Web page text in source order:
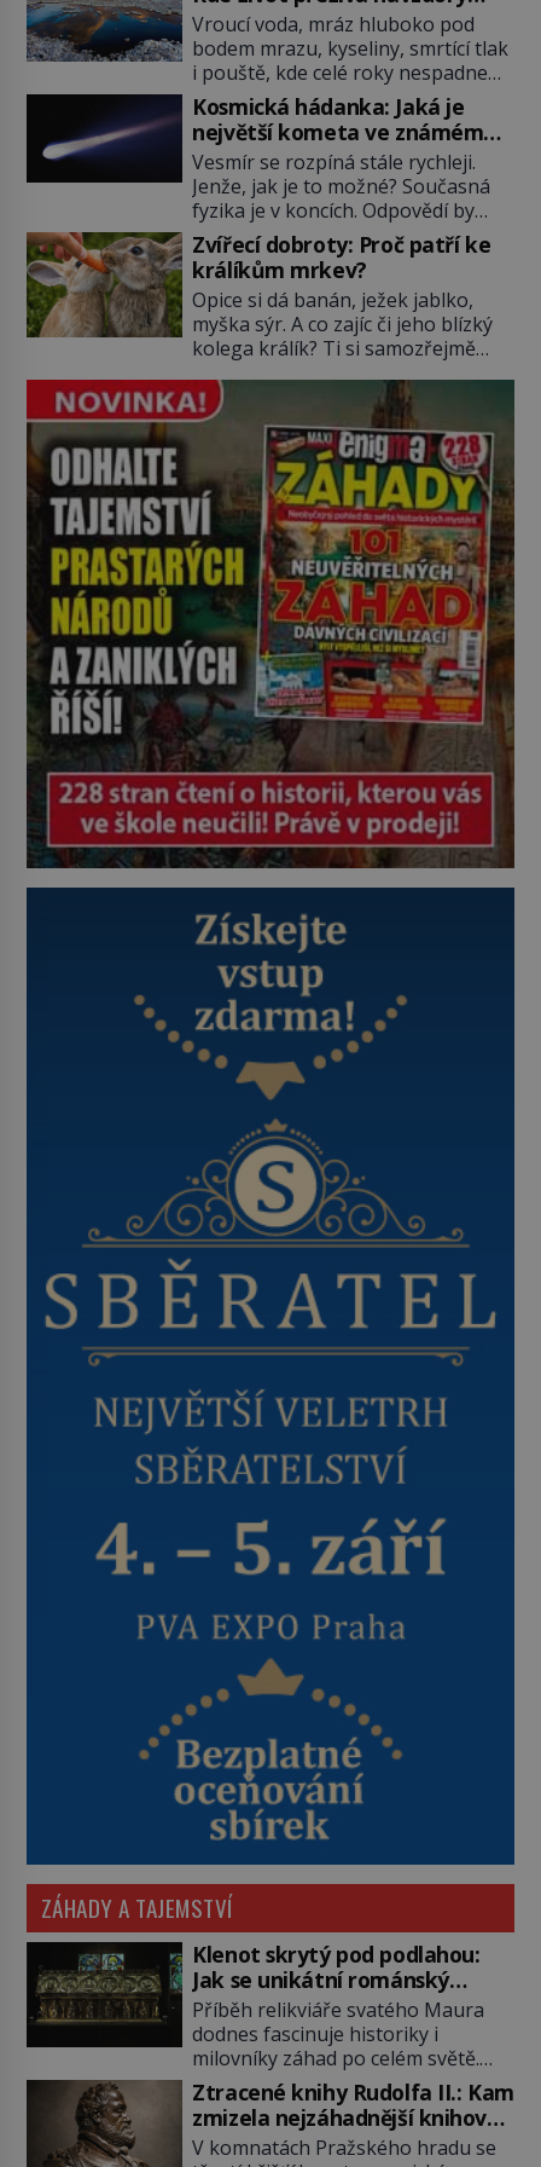
texty a inspiroval řadu pověstí.
Tato skromná, ale užitečná
rostlina provází člověka už tisíce
let. Většina lidí vnímá rákos jen jako
obyčejnou kulisu letního koupání.
Stačí se však podívat […]
všemu
Vroucí voda, mráz hluboko pod
bodem mrazu, kyseliny, smrtící tlak
i pouště, kde celé roky nespadne
jediná kapka deště. Na první
pohled místa, kde nemůže
existovat vůbec nic. Přesto právě
tady vědci objevují organismy,
které posouvají hranice života.
Každý nový nález mění naše
představy o tom, co všechno
dokáže příroda a napovídá, kde
bychom jednou […]
Kosmická hádanka: Jaká je
největší kometa ve známém
vesmíru?
Vesmír se rozpíná stále rychleji.
Jenže, jak je to možné? Současná
fyzika je v koncích. Odpovědí by
mohla být hypotetická temná
energie. Právě na tu se zaměří
pozornost dvojice zkušených
astronomů. Namísto ní ale objeví
něco mnohem hmatatelnějšího.
Naprosto rekordní kometu!
Astronomové Pedro Bernardinelli a
Gary Bernstein mravenčí prací
zkoumají archivní snímky v rámci
Průzkumu temné energie […]
Zvířecí dobroty: Proč patří ke
králíkům mrkev?
Opice si dá banán, ježek jablko,
myška sýr. A co zajíc či jeho blízký
kolega králík? Ti si samozřejmě
pochutnají na mrkvi! Proč jsou
podobné představy o potravě
zvířat často spíš mýty? Pokud máte
doma králíka, mrkev mu dát
můžete. A nejspíš mu i bude
chutnat, ovšem měl by ji mít jen
jako občasný pamlsek. […]
ZÁHADY A TAJEMSTVÍ
Klenot skrytý pod podlahou:
Jak se unikátní románský
poklad dostal do zapadlého
Bečova?
Příběh relikviáře svatého Maura
dodnes fascinuje historiky i
milovníky záhad po celém světě.
Tato románská zlatnická památka
ze 13. století je po českých
korunovačních klenotech druhým
nejcennějším movitým majetkem v
Ztracené knihy Rudolfa II.: Kam
zmizela nejzáhadnější knihovna
Evropy?
V komnatách Pražského hradu se